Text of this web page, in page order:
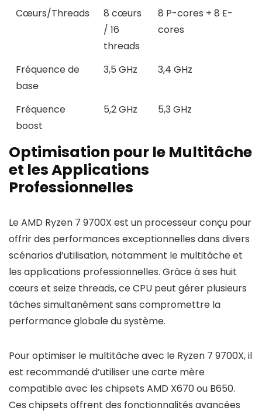
Cœurs/Threads
8 cœurs
/ 16
threads
8 P-cores + 8 E-
cores
Fréquence de
base
3,5 GHz 3,4 GHz
Fréquence
boost
5,2 GHz 5,3 GHz
Optimisation pour le Multitâche
et les Applications
Professionnelles
Le AMD Ryzen 7 9700X est un processeur conçu pour
offrir des performances exceptionnelles dans divers
scénarios d’utilisation, notamment le multitâche et
les applications professionnelles. Grâce à ses huit
cœurs et seize threads, ce CPU peut gérer plusieurs
tâches simultanément sans compromettre la
performance globale du système.
Pour optimiser le multitâche avec le Ryzen 7 9700X, il
est recommandé d’utiliser une carte mère
compatible avec les chipsets AMD X670 ou B650.
Ces chipsets offrent des fonctionnalités avancées